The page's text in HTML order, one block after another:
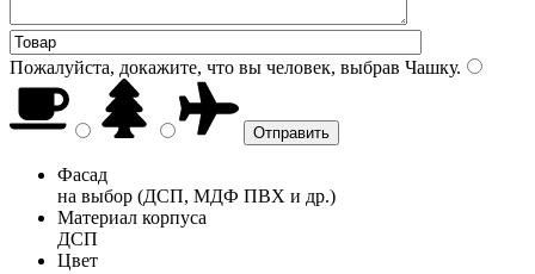
Пожалуйста, докажите, что вы человек, выбрав Чашку.
Фасад
на выбор (ДСП, МДФ ПВХ и др.)
Материал корпуса
ДСП
Цвет